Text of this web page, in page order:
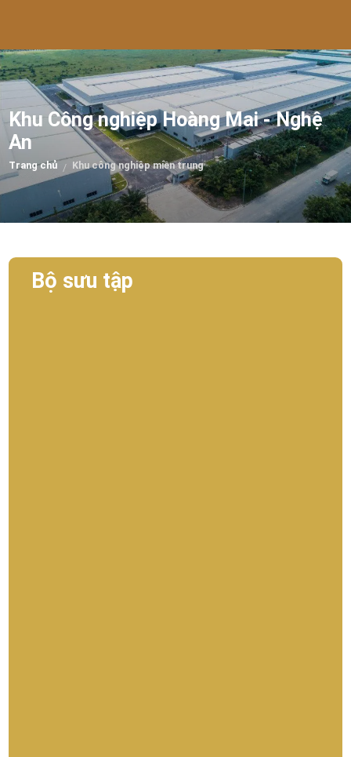
Khu Công nghiệp Hoàng Mai - Nghệ
An
Trang chủ / Khu công nghiệp miền trung
Bộ sưu tập